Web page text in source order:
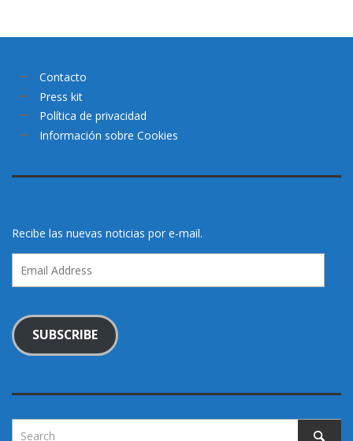
Contacto
Press kit
Política de privacidad
Información sobre Cookies
Recibe las nuevas noticias por e-mail.
Address
SUBSCRIBE